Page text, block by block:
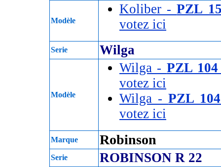
Modèle
Koliber -PZL
votez ici
Serie Wilga
Modèle
Wilga - PZL
votez ici
Wilga -PZL
votez ici
Marque Robinson
Serie ROBINSON R 22